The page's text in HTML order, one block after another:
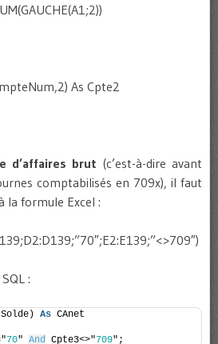
As Cpte2
d’affaires brut (c’est-à-dire avant
comptabilisés en 709x), il faut
la formule Excel :
:
As CAnet
70" And Cpte3<>"709";